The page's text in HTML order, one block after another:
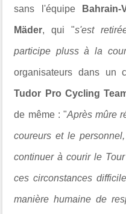
sans l'équipe Bahrain-
Mäder, qui "s'est
participe pluss à la
organisateurs dans un
Tudor Pro Cycling
de même : "Après mûre
coureurs et le
continuer à courir le
ces circonstances
manière humaine de